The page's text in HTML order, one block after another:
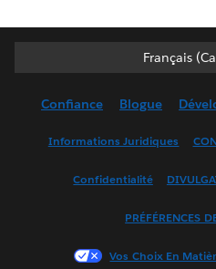
Français
Français
Français
한국
Confiance Blogue
Informations Juridiques
Confidentialité
PRÉFÉRENCES
Vos Choix En